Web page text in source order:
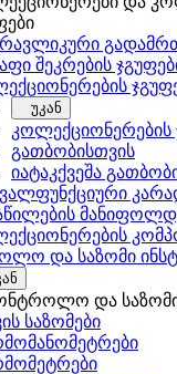
შეკრების
უკან
კოლექციონერების
გათბობისთვის
იატაკქვეშა
და საზომი
და საზომი
საზომები